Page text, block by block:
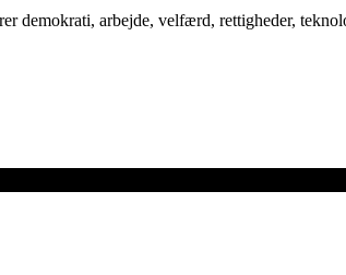
demokrati, arbejde, velfærd, rettigheder,